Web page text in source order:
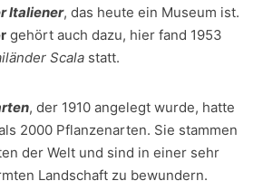
Italiener, das heute ein Museum ist.
gehört auch dazu, hier fand 1953
Scala statt.
, der 1910 angelegt wurde, hatte
2000 Pflanzenarten. Sie stammen
der Welt und sind in einer sehr
Landschaft zu bewundern.